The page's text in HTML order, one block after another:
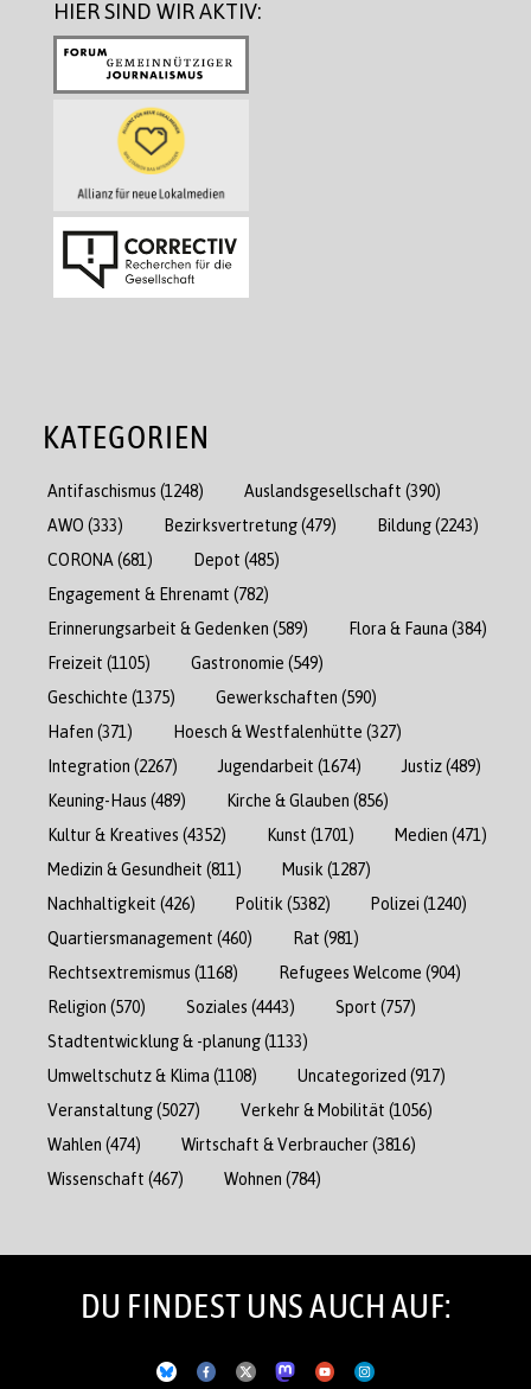
HIER SIND WIR AKTIV:
KATEGORIEN
Antifaschismus (1248) Auslandsgesellschaft (390)
AWO (333) Bezirksvertretung(479) Bildung(2243)
CORONA (681) Depot (485)
Engagement & Ehrenamt (782)
Erinnerungsarbeit & Gedenken (589) Flora & Fauna (384)
Freizeit (1105) Gastronomie (549)
Geschichte (1375) Gewerkschaften (590)
Hafen (371) Hoesch & Westfalenhütte (327)
Integration (2267) Jugendarbeit (1674) Justiz(489)
Keuning-Haus (489) Kirche & Glauben (856)
Kultur & Kreatives (4352) Kunst (1701) Medien (471)
Medizin & Gesundheit (811) Musik (1287)
Nachhaltigkeit (426) Politik (5382) Polizei (1240)
Quartiersmanagement (460) Rat (981)
Rechtsextremismus (1168) Refugees Welcome (904)
Religion (570) Soziales (4443) Sport (757)
Stadtentwicklung & -planung(1133)
Umweltschutz & Klima (1108) Uncategorized (917)
Veranstaltung(5027) Verkehr & Mobilität (1056)
Wahlen (474) Wirtschaft & Verbraucher(3816)
Wissenschaft (467) Wohnen (784)
DU FINDEST UNS AUCH AUF: